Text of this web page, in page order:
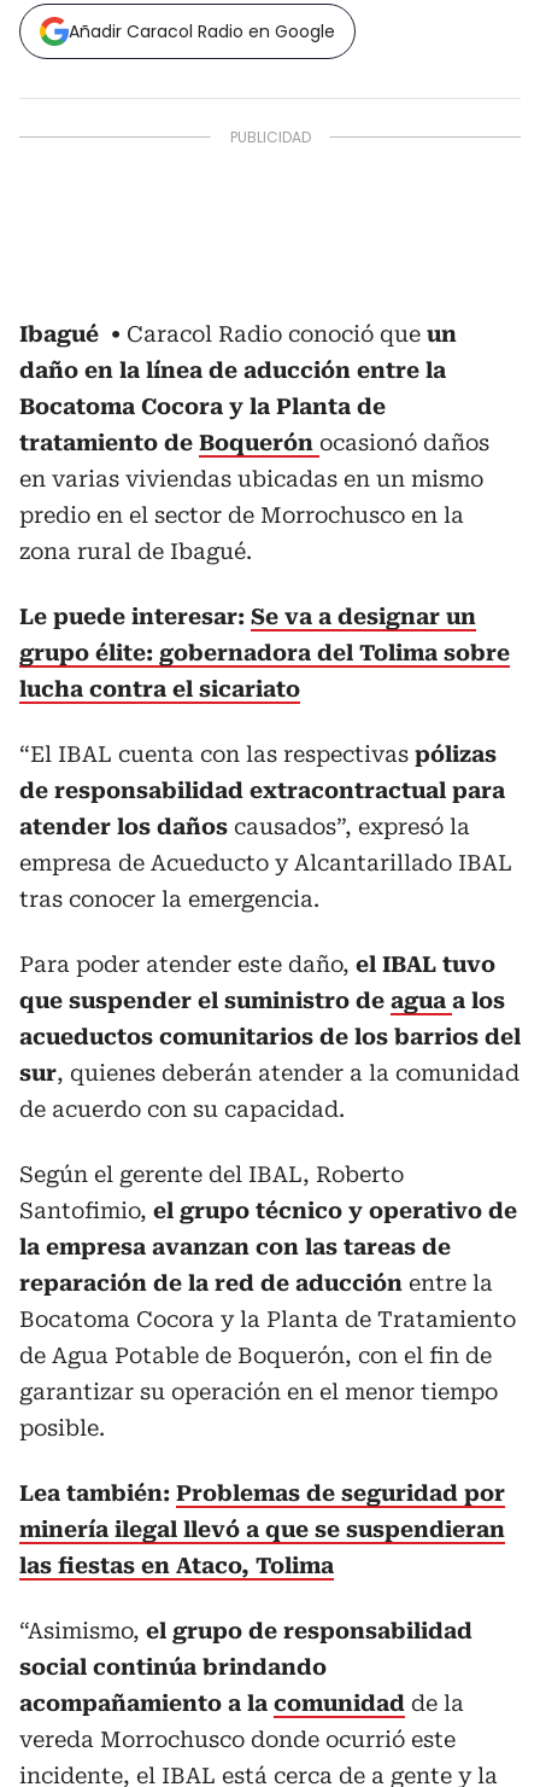
Añadir Caracol Radio en Google
Ibagué Caracol Radio conoció que un
daño en la línea de aducción entre la
Bocatoma Cocora y la Planta de
tratamiento de Boquerón ocasionó daños
en varias viviendas ubicadas en un mismo
predio en el sector de Morrochusco en la
zona rural de Ibagué.
Le puede interesar: Se va a designar un
grupo élite: gobernadora del Tolima sobre
lucha contra el sicariato
“El IBAL cuenta con las respectivas pólizas
de responsabilidad extracontractual para
atender los daños causados”, expresó la
empresa de Acueducto y Alcantarillado IBAL
tras conocer la emergencia.
Para poder atender este daño, el IBAL tuvo
que suspender el suministro de agua a los
acueductos comunitarios de los barrios del
sur, quienes deberán atender a la comunidad
de acuerdo con su capacidad.
Según el gerente del IBAL, Roberto
Santofimio, el grupo técnico y operativo de
la empresa avanzan con las tareas de
reparación de la red de aducción entre la
Bocatoma Cocora y la Planta de Tratamiento
de Agua Potable de Boquerón, con el fin de
garantizar su operación en el menor tiempo
posible.
Lea también: Problemas de seguridad por
minería ilegal llevó a que se suspendieran
las fiestas en Ataco, Tolima
“Asimismo, el grupo de responsabilidad
social continúa brindando
acompañamiento a la comunidad de la
vereda Morrochusco donde ocurrió este
incidente, el IBAL está cerca de a gente y la